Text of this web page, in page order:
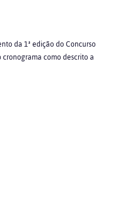
da 1ª edição do Concurso
como descrito a